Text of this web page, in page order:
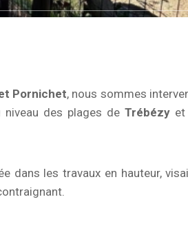
Pornichet, nous sommes
niveau des plages deTrébézy
dans les travaux en hauteur,